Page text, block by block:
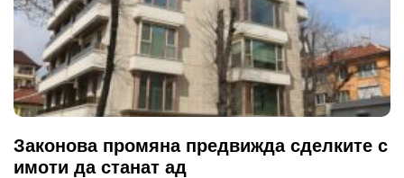
Законова промяна предвижда сделките с
имоти да станат ад